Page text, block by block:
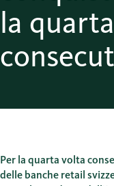
la
Per la quarta volta
delle banche retail